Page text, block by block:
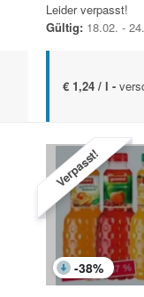
Leider verpasst!
Gültig: 18.02. -
€ 1,24 / l -
Verpasst!
-38%